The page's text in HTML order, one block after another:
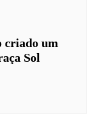
criado um
Sol